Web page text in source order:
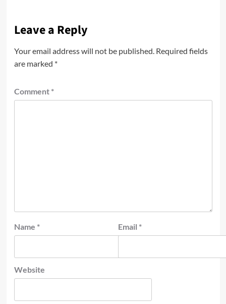
Leave a Reply
Your email address will not be published. Required fields
are marked *
Comment *
Name * Email *
Website